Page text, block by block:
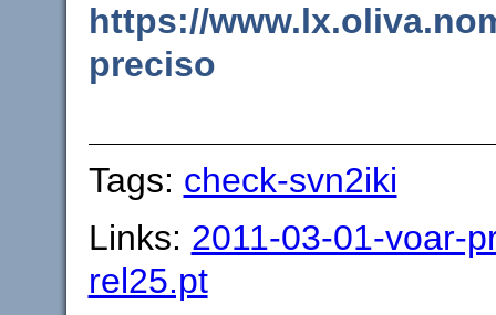
https://
preciso
Tags: check-svn2iki
Links: 2011-03-01-voar-
rel25.pt